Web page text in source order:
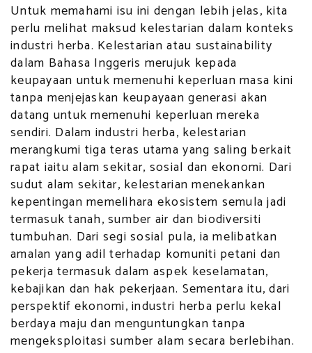
Untuk memahami isu ini dengan lebih jelas, kita
perlu melihat maksud kelestarian dalam konteks
industri herba. Kelestarian atau sustainability
dalam Bahasa Inggeris merujuk kepada
keupayaan untuk memenuhi keperluan masa kini
tanpa menjejaskan keupayaan generasi akan
datang untuk memenuhi keperluan mereka
sendiri. Dalam industri herba, kelestarian
merangkumi tiga teras utama yang saling berkait
rapat iaitu alam sekitar, sosial dan ekonomi. Dari
sudut alam sekitar, kelestarian menekankan
kepentingan memelihara ekosistem semula jadi
termasuk tanah, sumber air dan biodiversiti
tumbuhan. Dari segi sosial pula, ia melibatkan
amalan yang adil terhadap komuniti petani dan
pekerja termasuk dalam aspek keselamatan,
kebajikan dan hak pekerjaan. Sementara itu, dari
perspektif ekonomi, industri herba perlu kekal
berdaya maju dan menguntungkan tanpa
mengeksploitasi sumber alam secara berlebihan.